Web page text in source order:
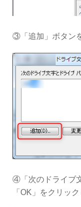
③「追加」ボタン
④「次のドライブ
「OK」をクリック